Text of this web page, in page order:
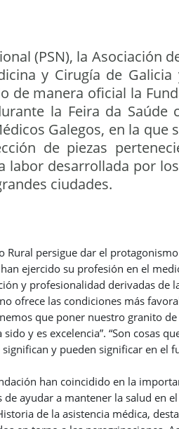
(PSN), la Asociación
y Cirugía de
de manera oficial la
la Feira da Saúde
Galegos, en la que
de piezas
labor desarrollada por
ciudades.
Rural persigue dar el
ejercido su profesión en el
y profesionalidad derivadas de
ofrece las condiciones más
que poner nuestro granito
y es excelencia”. “Son cosas
y pueden significar en el
han coincidido en la
de ayudar a mantener la salud en
de la asistencia médica,